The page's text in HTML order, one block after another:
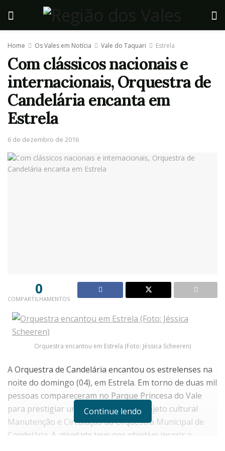
Home Os Vales em Notícia Vale do Taquari Estrela
Com clássicos nacionais e
internacionais, Orquestra de
Candelária encanta em
Estrela
6 de dezembro de 2016
0
COMPARTILHAMENTOS
Orquestra encantou em Estrela (Foto: Jéssica Scheeren)
A Orquestra de Candelária encantou os estrelenses na
noite do domingo (04), em Estrela. Em torno de duas mil
pessoas compareceram no Parque Princesa do Vale
para prestigiar uma das etapas do projeto cultural
Manutenção e Circulação da Orquestra Municipal de
Candelária. A atividade teve por objetivo inserir a
Continue lendo